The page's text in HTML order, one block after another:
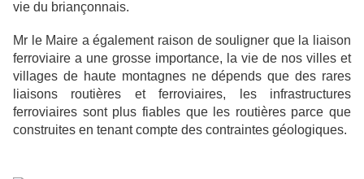
vie du briançonnais.
Mr le Maire a également raison de souligner que la liaison
ferroviaire a une grosse importance, la vie de nos villes et
villages de haute montagnes ne dépends que des rares
liaisons routières et ferroviaires, les infrastructures
ferroviaires sont plus fiables que les routières parce que
construites en tenant compte des contraintes géologiques.